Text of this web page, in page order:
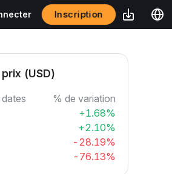
Inscription
(USD)
% de variation
+1.68%
+2.10%
-28.19%
-76.13%